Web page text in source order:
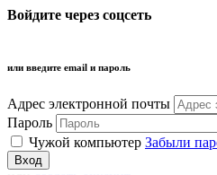
Войдите через соцсеть
или введите email и пароль
Адрес электронной почты
Пароль
Чужой компьютер Забыли